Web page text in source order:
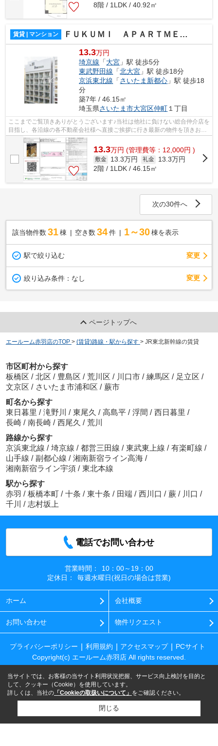
8階 / 1LDK / 40.92㎡
賃貸 | マンション ＦＵＫＵＭＩ ＡＰＡＲＴＭＥＮＴ
13.3万円
埼京線 「大宮 」駅 徒歩5分
東武野田線 「北大宮 」駅 徒歩18分
京浜東北線 「さいたま新都心 」駅 徒歩18
分
築7年 / 46.15㎡
埼玉県さいたま市大宮区仲町 １丁目
ここまでご覧頂きありがとうございます♪当社は他社に負けない総合仲介店を
目指し、各沿線の各不動産会社様へ直接ご挨拶に行き最新の物件を頂きお客
様へ提供しております！最新の情報は...
13.3万円 (管理費等：12,000円 )
敷金 13.3万円 礼金
13.3万円
2階 / 1LDK / 46.15㎡
次の30件へ
該当物件数 31棟 空き数 34 件 1～30 棟を表示
駅で絞り込む 変更
絞り込み条件： なし 変更
ページトップへ
エールーム赤羽店のTOP > (賃貸)路線・駅から探す > JR東北新幹線の賃貸
市区町村から探す
板橋区 / 北区 / 豊島区 / 荒川区 / 川口市 / 練馬区 / 足立区 /
文京区 / さいたま市浦和区 / 蕨市
町名から探す
東日暮里 / 滝野川 / 東尾久 / 高島平 / 浮間 / 西日暮里 /
長崎 / 南長崎 / 西尾久 / 荒川
路線から探す
京浜東北線 / 埼京線 / 都営三田線 / 東武東上線 / 有楽町線 /
山手線 / 副都心線 / 湘南新宿ライン高海 /
湘南新宿ライン宇須 / 東北本線
駅から探す
赤羽 / 板橋本町 / 十条 / 東十条 / 田端 / 西川口 / 蕨 / 川口 /
千川
/ 志村坂上
電話でお問い合わせ
営業時間：
10：00～19：00
定休日：
毎週水曜日(祝日の場合は営業)
ホーム 会社概要
お問い合わせ 物件リクエスト
プライバシーポリシー 利用規約 アクセスマップ
PCサイト
Copyright(c) エールーム赤羽店 All rights reserved.
当サイトでは、お客様の当サイト利用状況把握、サービス向上検討を目的と
して、クッキー（Cookie）を使用しています。
詳しくは、当社の 「Cookieの取扱いについて」 をご確認ください。
閉じる